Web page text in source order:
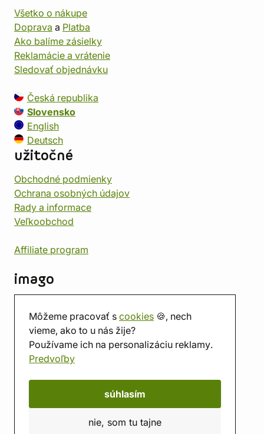
Môžeme pracovať s cookies 🍪, nech
vieme, ako to u nás žije?
Používame ich na personalizáciu reklamy.
Predvoľby
súhlasím
nie, som tu tajne
Všetko o nákupe
Doprava a Platba
Ako balíme zásielky
Reklamácie a vrátenie
Sledovať objednávku
Česká republika
Slovensko
English
Deutsch
užitočné
Obchodné podmienky
Ochrana osobných údajov
Rady a informace
Veľkoobchod
Affiliate program
imago
Predajňa
Herňa
O nás
Hodnotenie obchodu